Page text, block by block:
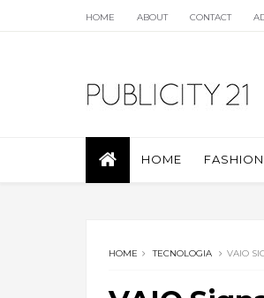
HOME ABOUT CONTACT
HOME FASHION
HOME TECNOLOGIA VAIO